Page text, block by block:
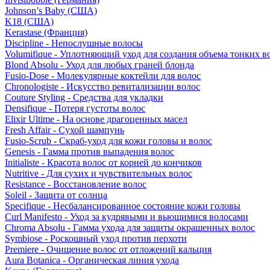
Johnson’s Baby (США)
K18 (США)
Kerastase (Франция)
Discipline - Непослушные волосы
Volumifique - Уплотняющий уход для создания объема тонких
Blond Absolu - Уход для любых граней блонда
Fusio-Dose - Молекулярные коктейли для волос
Chronologiste - Искусство ревитализации волос
Couture Styling - Средства для укладки
Densifique - Потеря густоты волос
Elixir Ultime - На основе драгоценных масел
Fresh Affair - Сухой шампунь
Fusio-Scrub - Скраб-уход для кожи головы и волос
Genesis - Гамма против выпадения волос
Initialiste - Красота волос от корней до кончиков
Nutritive - Для сухих и чувствительных волос
Resistance - Восстановление волос
Soleil - Защита от солнца
Specifique - Несбалансированное состояние кожи головы
Curl Manifesto - Уход за кудрявыми и вьющимися волосами
Chroma Absolu - Гамма ухода для защиты окрашенных волос
Symbiose - Роскошный уход против перхоти
Premiere - Очищение волос от отложений кальция
Aura Botanica - Органическая линия ухода